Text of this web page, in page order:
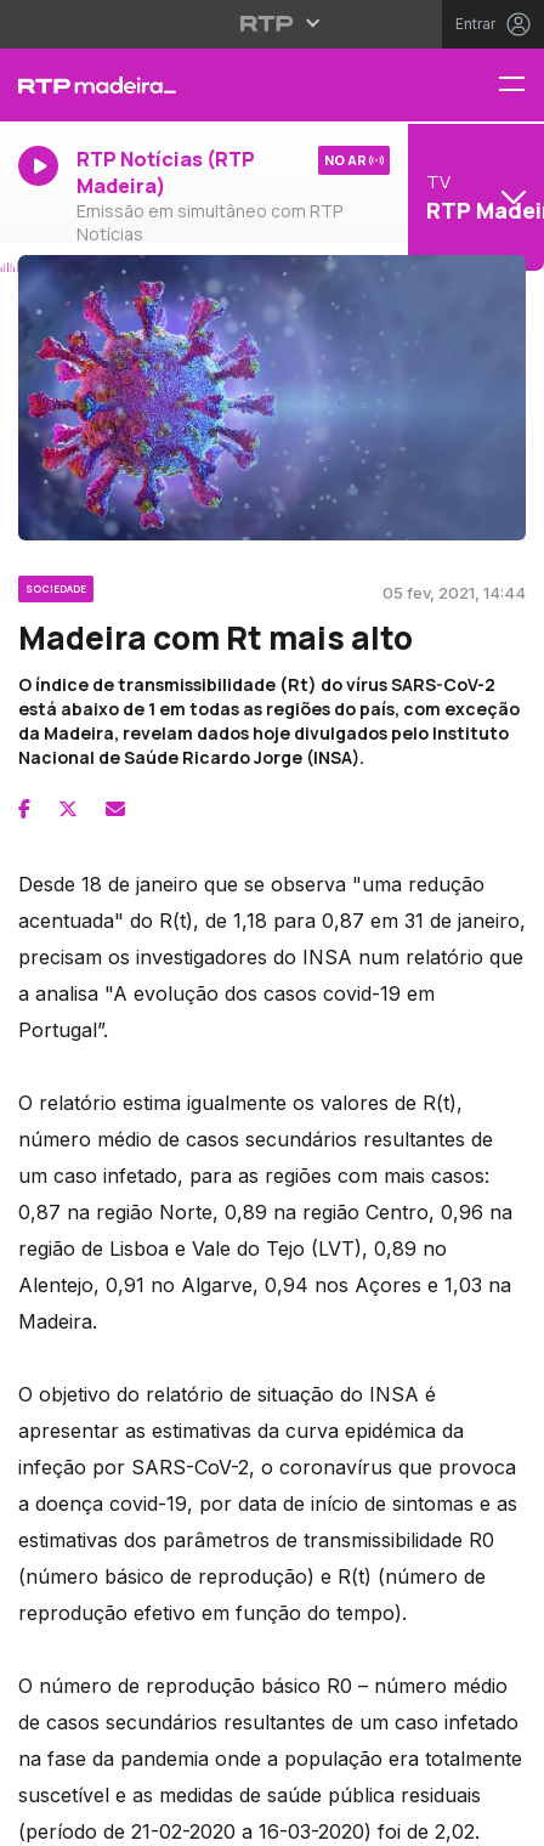
Entrar
RTP Notícias (RTP
Madeira)
Emissão em simultâneo com RTP
Notícias
NO AR
TV
RTP
SOCIEDADE 05 fev, 2021, 14:44
Madeira com Rt mais alto
O índice de transmissibilidade (Rt) do vírus SARS-CoV-2
está abaixo de 1 em todas as regiões do país, com exceção
da Madeira, revelam dados hoje divulgados pelo Instituto
Nacional de Saúde Ricardo Jorge (INSA).
Desde 18 de janeiro que se observa "uma redução
acentuada" do R(t), de 1,18 para 0,87 em 31 de janeiro,
precisam os investigadores do INSA num relatório que
a analisa "A evolução dos casos covid-19 em
Portugal”.
O relatório estima igualmente os valores de R(t),
número médio de casos secundários resultantes de
um caso infetado, para as regiões com mais casos:
0,87 na região Norte, 0,89 na região Centro, 0,96 na
região de Lisboa e Vale do Tejo (LVT), 0,89 no
Alentejo, 0,91 no Algarve, 0,94 nos Açores e 1,03 na
Madeira.
O objetivo do relatório de situação do INSA é
apresentar as estimativas da curva epidémica da
infeção por SARS-CoV-2, o coronavírus que provoca
a doença covid-19, por data de início de sintomas e as
estimativas dos parâmetros de transmissibilidade R0
(número básico de reprodução) e R(t) (número de
reprodução efetivo em função do tempo).
O número de reprodução básico R0 – número médio
de casos secundários resultantes de um caso infetado
na fase da pandemia onde a população era totalmente
suscetível e as medidas de saúde pública residuais
(período de 21-02-2020 a 16-03-2020) foi de 2,02.